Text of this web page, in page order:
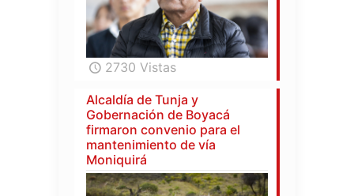
2730 Vistas
Alcaldía de Tunja y
Gobernación de Boyacá
firmaron convenio para el
mantenimiento de vía
Moniquirá